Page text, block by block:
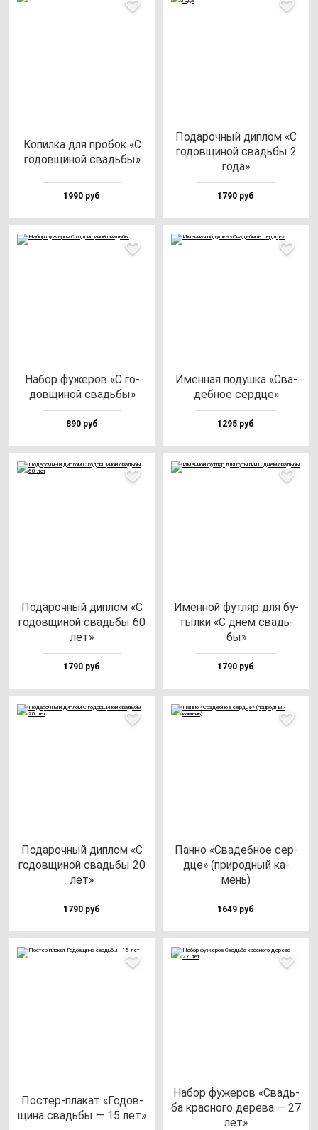
Копил­ка для про­бок «С
го­дов­щи­ной свадь­бы»
1990 руб
Пода­роч­ный дип­лом «С
го­дов­щи­ной свадь­бы 2
го­да»
1790 руб
Набор фу­же­ров «С го­
дов­щи­ной свадь­бы»
890 руб
Имен­ная по­душ­ка «Сва­
деб­ное сер­дце»
1295 руб
Пода­роч­ный дип­лом «С
го­дов­щи­ной свадь­бы 60
лет»
1790 руб
Имен­ной фут­ляр для бу­
тыл­ки «С днем свадь­
бы»
1790 руб
Пода­роч­ный дип­лом «С
го­дов­щи­ной свадь­бы 20
лет»
1790 руб
Пан­но «Сва­деб­ное сер­
дце» (при­род­ный ка­
мень)
1649 руб
Пос­тер-пла­кат «Годов­
щи­на свадь­бы — 15 лет»
Набор фу­же­ров «Свадь­
ба крас­но­го де­ре­ва — 27
лет»